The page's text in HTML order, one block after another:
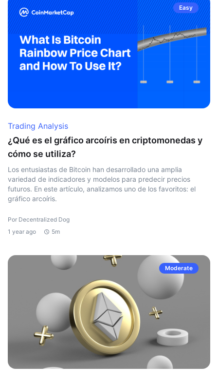
Easy
Trading Analysis
¿Qué es el gráfico arcoíris en criptomonedas y
cómo se utiliza?
Los entusiastas de Bitcoin han desarrollado una amplia
variedad de indicadores y modelos para predecir precios
futuros. En este artículo, analizamos uno de los favoritos: el
gráfico arcoíris.
Por Decentralized Dog
1 year ago
5m
Moderate